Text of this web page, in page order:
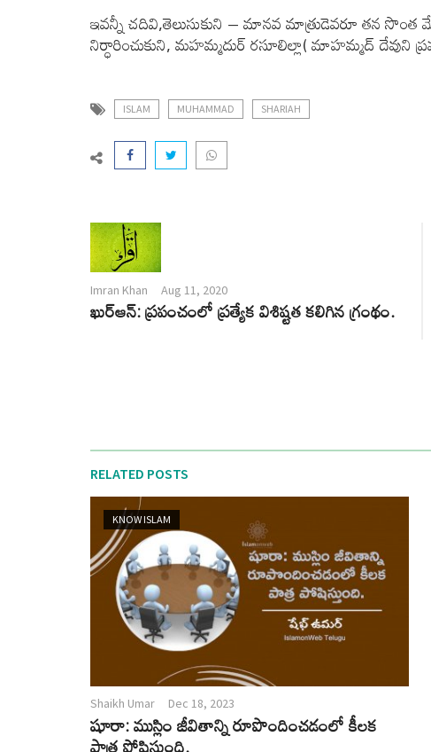
ఇవన్నీ చదివి,తెలుసుకుని – మానవ మాత్రుడెవరూ తన
నిర్ధారించుకుని, మహమ్మదుర్ రసూలిల్లా( మాహమ్మద్ దేవుని
ISLAM MUHAMMAD SHARIAH
Imran Khan Aug 11, 2020
ఖుర్ఆన్: ప్రపంచంలో ప్రత్యేక విశిష్టత కలిగిన గ్రంథం.
RELATED POSTS
KNOW ISLAM
Shaikh Umar Dec 18, 2023
షూరా: ముస్లిం జీవితాన్ని రూపొందించడంలో కీలక